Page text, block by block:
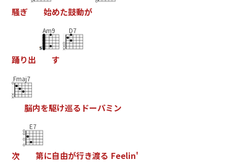
騒ぎ 始めた鼓動が
踊り出
Am9
す
D7
Fmaj7
脳内を駆け巡る ドーパミン
次
E7
第に自由が行き渡る Feelin'